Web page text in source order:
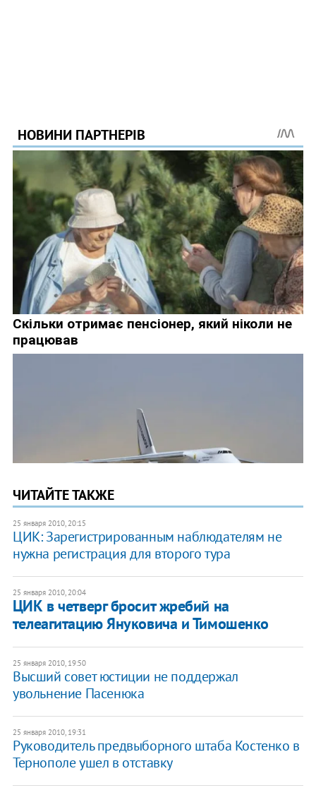
ЧИТАЙТЕ ТАКЖЕ
25 января 2010, 20:15
ЦИК: Зарегистрированным наблюдателям не
нужна регистрация для второго тура
25 января 2010, 20:04
ЦИК в четверг бросит жребий на
телеагитацию Януковича и Тимошенко
25 января 2010, 19:50
Высший совет юстиции не поддержал
увольнение Пасенюка
25 января 2010, 19:31
Руководитель предвыборного штаба Костенко в
Тернополе ушел в отставку